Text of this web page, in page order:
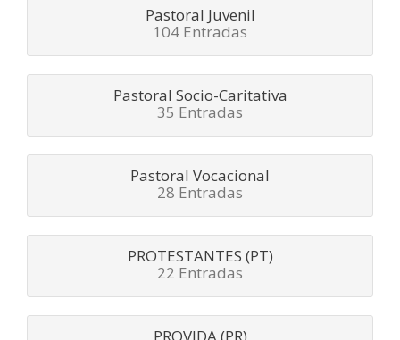
Pastoral Juvenil
104 Entradas
Pastoral Socio-Caritativa
35 Entradas
Pastoral Vocacional
28 Entradas
PROTESTANTES (PT)
22 Entradas